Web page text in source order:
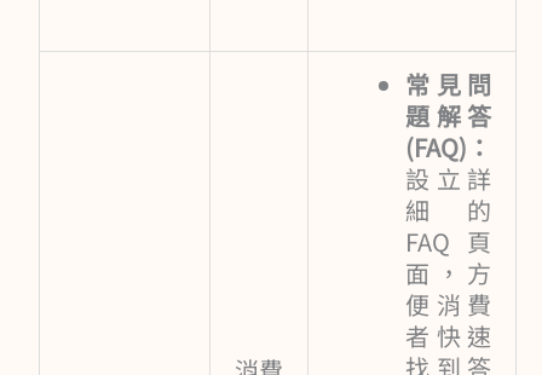
常見問
題解答
(FAQ)：
設立詳
細的
FAQ頁
面，方
便消費
者快速
找到答